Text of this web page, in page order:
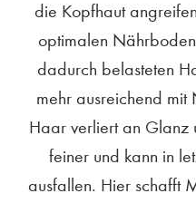
die Kopfhaut
optimalen
dadurch belasteten
mehr ausreichend mit
Haar verliert an Glanz
feiner und kann in
ausfallen. Hier schafft